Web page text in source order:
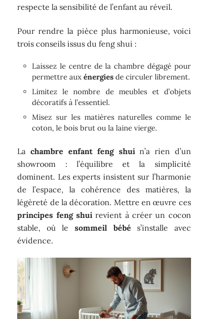
respecte la sensibilité de l’enfant au réveil.
Pour rendre la pièce plus harmonieuse, voici
trois conseils issus du feng shui :
Laissez le centre de la chambre dégagé pour
permettre auxénergies de circuler librement.
Limitez le nombre de meubles et d’objets
décoratifs à l’essentiel.
Misez sur les matières naturelles comme le
coton, le bois brut ou la laine vierge.
La chambre enfant feng shuin’a rien d’un
showroom : l’équilibre et la simplicité
dominent. Les experts insistent sur l’harmonie
de l’espace, la cohérence des matières, la
légèreté de la décoration. Mettre en œuvre ces
principes feng shui revient à créer un cocon
stable, où le sommeil bébé s’installe avec
évidence.